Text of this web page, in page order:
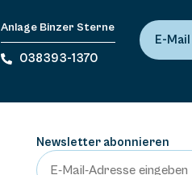
Anlage Binzer Sterne
038393-1370
E-
Newsletter abonnieren